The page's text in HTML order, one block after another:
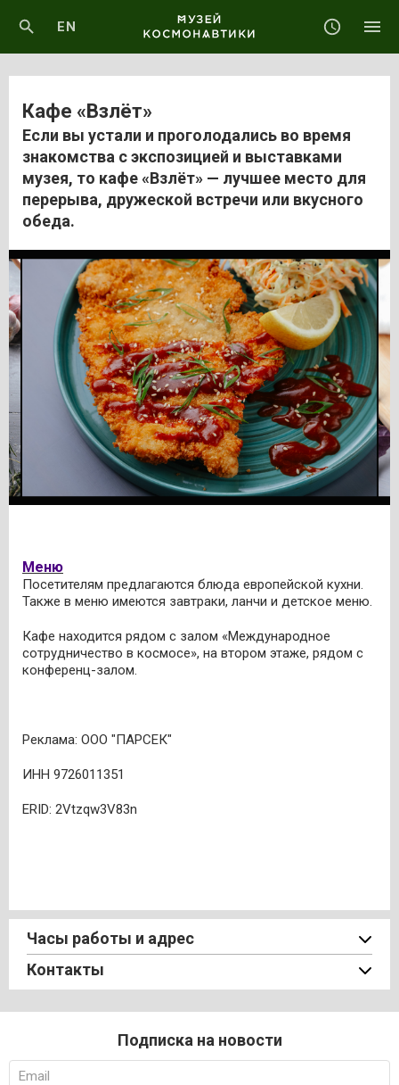
EN
Кафе «Взлёт»
Если вы устали и проголодались во время
знакомства с экспозицией и выставками
музея, то кафе «Взлёт» — лучшее место для
перерыва, дружеской встречи или вкусного
обеда.
Меню
Посетителям предлагаются блюда европейской кухни.
Также в меню имеются завтраки, ланчи и детское меню.
Кафе находится рядом с залом «Международное
сотрудничество в космосе», на втором этаже, рядом с
конференц-залом.
Реклама: ООО "ПАРСЕК"
ИНН 9726011351
ERID: 2Vtzqw3V83n
Часы работы и адрес
Контакты
Подписка на новости